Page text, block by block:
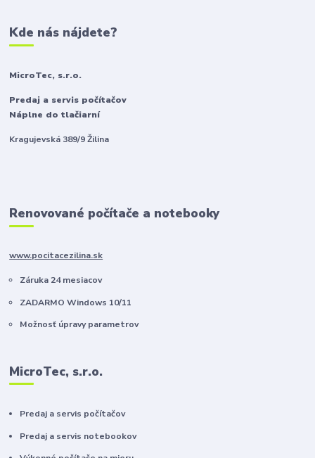
Kde nás nájdete?
MicroTec, s.r.o.
Predaj a servis počítačov
Náplne do tlačiarní
Kragujevská 389/9 Žilina
Renovované počítače a notebooky
www.pocitacezilina.sk
Záruka 24 mesiacov
ZADARMO Windows 10/11
Možnosť úpravy parametrov
MicroTec, s.r.o.
Predaj a servis počítačov
Predaj a servis notebookov